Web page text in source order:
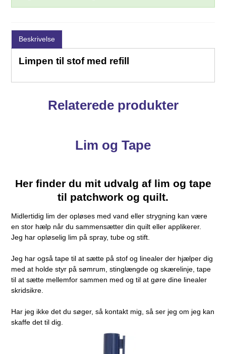
Beskrivelse
Limpen til stof med refill
Relaterede produkter
Lim og Tape
Her finder du mit udvalg af lim og tape
til patchwork og quilt.
Midlertidig lim der opløses med vand eller strygning kan være
en stor hælp når du sammensætter din quilt eller applikerer.
Jeg har opløselig lim på spray, tube og stift.
Jeg har også tape til at sætte på stof og linealer der hjælper dig
med at holde styr på sømrum, stinglængde og skærelinje, tape
til at sætte mellemfor sammen med og til at gøre dine linealer
skridsikre.
Har jeg ikke det du søger, så kontakt mig, så ser jeg om jeg kan
skaffe det til dig.